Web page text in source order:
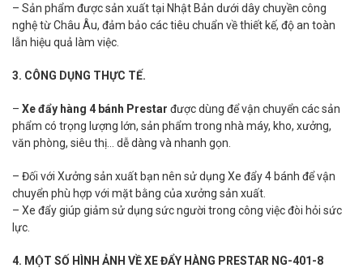
– Sản phẩm được sản xuất tại Nhật Bản dưới dây chuyền công
nghệ từ Châu Âu, đảm bảo các tiêu chuẩn về thiết kế, độ an toàn
lẫn hiệu quả làm việc.
3. CÔNG DỤNG THỰC TẾ.
– Xe đẩy hàng 4 bánh Prestar được dùng để vận chuyển các sản
phẩm có trọng lượng lớn, sản phẩm trong nhà máy, kho, xưởng,
văn phòng, siêu thị… dễ dàng và nhanh gọn.
– Đối với Xưởng sản xuất bạn nên sử dụng Xe đẩy 4 bánh để vận
chuyển phù hợp với mặt bằng của xưởng sản xuất.
– Xe đẩy giúp giảm sử dụng sức người trong công việc đòi hỏi sức
lực.
4. MỘT SỐ HÌNH ẢNH VỀ XE ĐẨY HÀNG PRESTAR NG-401-8